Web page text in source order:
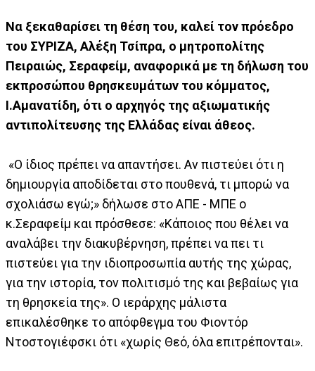
Να ξεκαθαρίσει τη θέση του, καλεί τον πρόεδρο
του ΣΥΡΙΖΑ, Αλέξη Τσίπρα, ο μητροπολίτης
Πειραιώς, Σεραφείμ, αναφορικά με τη δήλωση του
εκπροσώπου θρησκευμάτων του κόμματος,
Ι.Αμανατίδη, ότι ο αρχηγός της αξιωματικής
αντιπολίτευσης της Ελλάδας είναι άθεος.
«Ο ίδιος πρέπει να απαντήσει. Αν πιστεύει ότι η
δημιουργία αποδίδεται στο πουθενά, τι μπορώ να
σχολιάσω εγώ;» δήλωσε στο ΑΠΕ - ΜΠΕ ο
κ.Σεραφείμ και πρόσθεσε: «Κάποιος που θέλει να
αναλάβει την διακυβέρνηση, πρέπει να πει τι
πιστεύει για την ιδιοπροσωπία αυτής της χώρας,
για την ιστορία, τον πολιτισμό της και βεβαίως για
τη θρησκεία της». Ο ιεράρχης μάλιστα
επικαλέσθηκε το απόφθεγμα του Φιοντόρ
Ντοστογιέφσκι ότι «χωρίς Θεό, όλα επιτρέπονται».